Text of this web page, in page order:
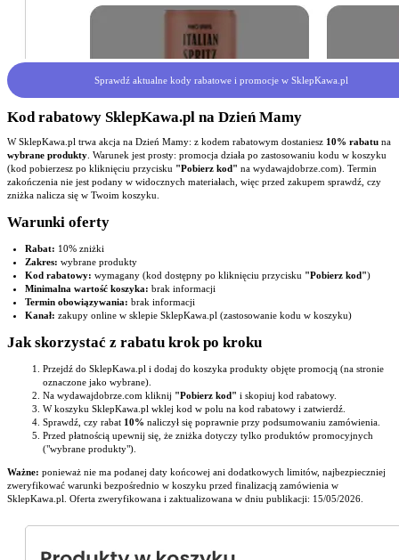
Sprawdź aktualne kody rabatowe i promocje w SklepKawa.pl
Kod rabatowy SklepKawa.pl na Dzień Mamy
W SklepKawa.pl trwa akcja na Dzień Mamy: z kodem rabatowym dostaniesz 10% rabatu na
wybrane produkty. Warunek jest prosty: promocja działa po zastosowaniu kodu w koszyku
(kod pobierzesz po kliknięciu przycisku "Pobierz kod" na wydawajdobrze.com). Termin
zakończenia nie jest podany w widocznych materiałach, więc przed zakupem sprawdź, czy
zniżka nalicza się w Twoim koszyku.
Warunki oferty
Rabat: 10% zniżki
Zakres: wybrane produkty
Kod rabatowy: wymagany (kod dostępny po kliknięciu przycisku "Pobierz kod")
Minimalna wartość koszyka: brak informacji
Termin obowiązywania: brak informacji
Kanał: zakupy online w sklepie SklepKawa.pl (zastosowanie kodu w koszyku)
Jak skorzystać z rabatu krok po kroku
Przejdź do SklepKawa.pl i dodaj do koszyka produkty objęte promocją (na stronie
oznaczone jako wybrane).
Na wydawajdobrze.com kliknij "Pobierz kod" i skopiuj kod rabatowy.
W koszyku SklepKawa.pl wklej kod w polu na kod rabatowy i zatwierdź.
Sprawdź, czy rabat 10% naliczył się poprawnie przy podsumowaniu zamówienia.
Przed płatnością upewnij się, że zniżka dotyczy tylko produktów promocyjnych
("wybrane produkty").
Ważne: ponieważ nie ma podanej daty końcowej ani dodatkowych limitów, najbezpieczniej
zweryfikować warunki bezpośrednio w koszyku przed finalizacją zamówienia w
SklepKawa.pl. Oferta zweryfikowana i zaktualizowana w dniu publikacji: 15/05/2026.